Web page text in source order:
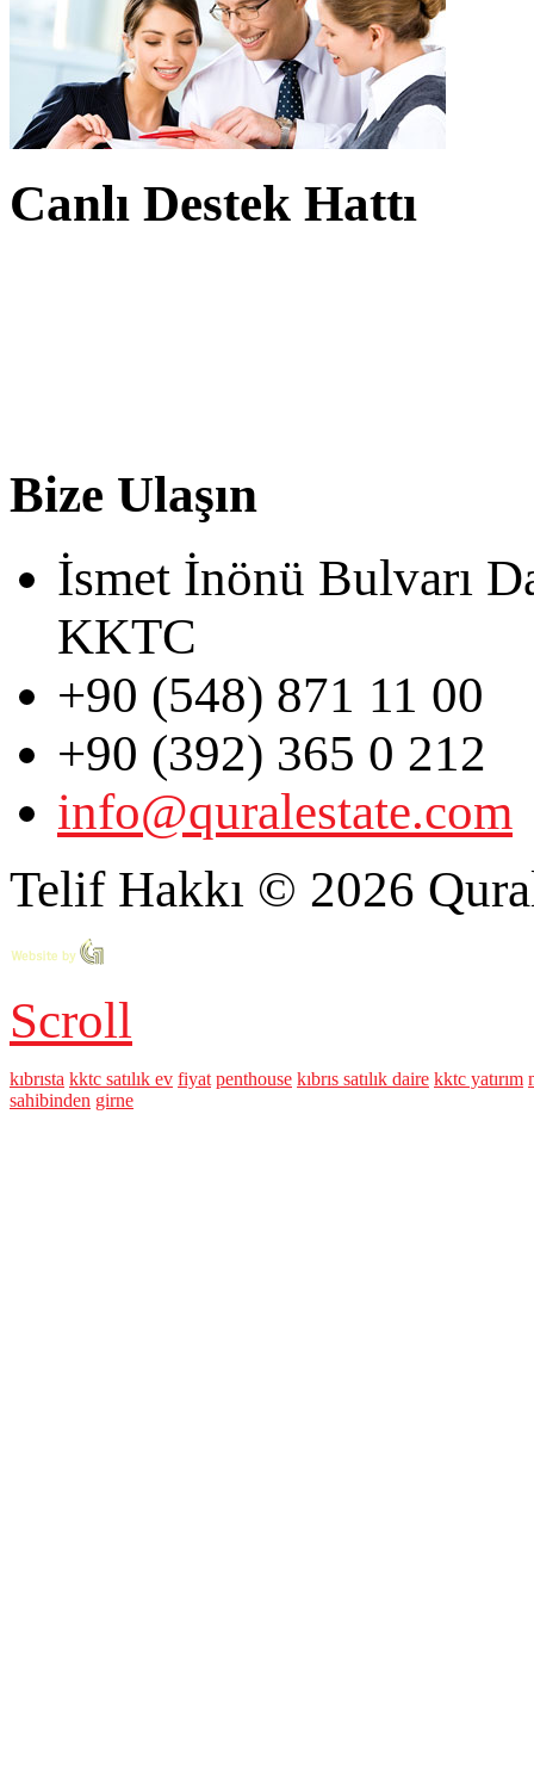
Canlı Destek Hattı
Bize Ulaşın
İsmet İnönü Bulvarı
KKTC
+90 (548) 871 11 00
+90 (392) 365 0 212
info@quralestate.com
Telif Hakkı © 2026
Scroll
kıbrısta kktc satılık ev fiyat penthouse kıbrıs satılık daire kktc yatırım
sahibinden girne